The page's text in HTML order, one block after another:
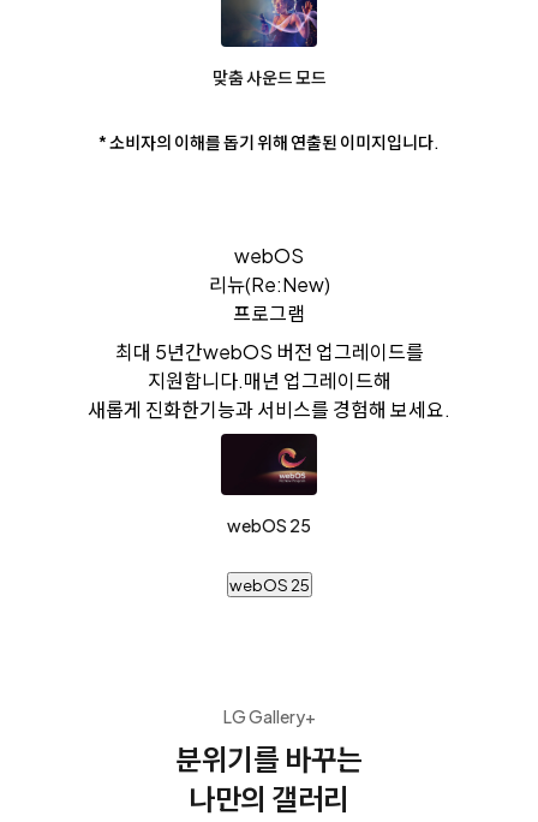
맞춤 사운드 모드
* 소비자의 이해를 돕기 위해 연출된 이미지입니다.
webOS
리뉴(Re:New)
프로그램
최대 5년간webOS 버전 업그레이드를
지원합니다.매년 업그레이드해
새롭게 진화한기능과 서비스를 경험해 보세요.
webOS 25
webOS 25
LG Gallery+
분위기를 바꾸는
나만의 갤러리